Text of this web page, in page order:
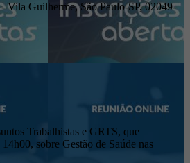
Vila Guilherme, São Paulo-SP, 02049-
Trabalhistas e GRTS, que
sobre Gestão de Saúde nas